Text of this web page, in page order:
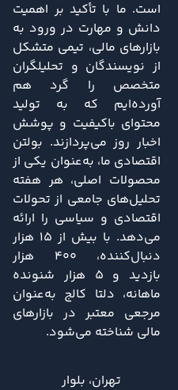
است. ما با تأکید بر اهمیت
دانش و مهارت در ورود به
بازارهای مالی، تیمی متشکل
از نویسندگان و تحلیلگران
متخصص را گرد هم
آورده‌ایم که به تولید
محتوای باکیفیت و پوشش
اخبار روز می‌پردازند. بولتن
اقتصادی ما، به‌عنوان یکی از
محصولات اصلی، هر هفته
تحلیل‌های جامعی از تحولات
اقتصادی و سیاسی را ارائه
می‌دهد. با بیش از ۱۵ هزار
دنبال‌کننده، ۴۰۰ هزار
بازدید و ۵ هزار شنونده
ماهانه، دلتا کالج به‌عنوان
مرجعی معتبر در بازارهای
مالی شناخته می‌شود.
تهران، بلوار